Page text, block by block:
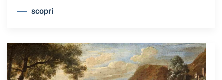
scopri